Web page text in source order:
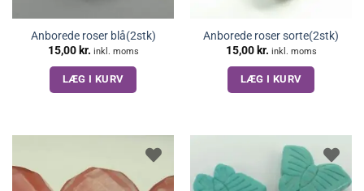
Anborede roser blå(2stk)
15,00 kr. inkl. moms
LÆG I KURV
Anborede roser sorte(2stk)
15,00 kr. inkl. moms
LÆG I KURV